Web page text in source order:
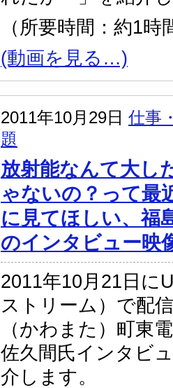
（所要時間：約1時
(動画を見る…)
2011年10月29日 仕事
題
放射能なんて大し
ゃないの？って最
に見てほしい、福
のインタビュー映
2011年10月21日に
ストリーム）で配
（かわまた）町東
佐久間氏インタビ
介します。